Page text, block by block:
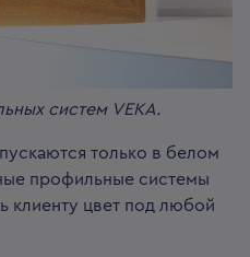
систем VEKA.
только в белом
профильные системы
клиенту цвет под любой